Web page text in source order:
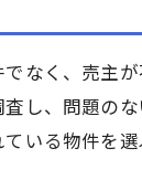
なく、売主
し、問題の
いる物件を選